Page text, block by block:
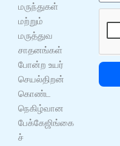
மருந்துகள்
மற்றும்
மருத்துவ
சாதனங்கள்
போன்ற உயர்
செயல்திறன்
கொண்ட
நெகிழ்வான
பேக்கேஜிங்கை
ச்